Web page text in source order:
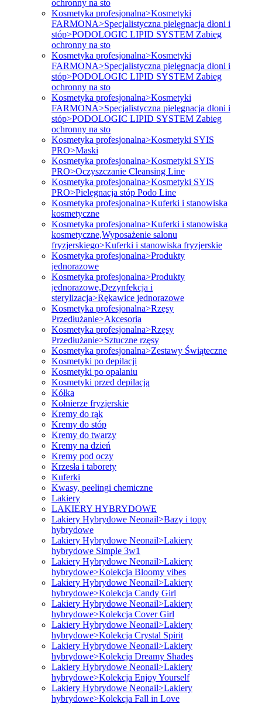
ochronny na sto
Kosmetyka profesjonalna>Kosmetyki
FARMONA>Specjalistyczna pielęgnacja dłoni i
stóp>PODOLOGIC LIPID SYSTEM Zabieg
ochronny na sto
Kosmetyka profesjonalna>Kosmetyki
FARMONA>Specjalistyczna pielęgnacja dłoni i
stóp>PODOLOGIC LIPID SYSTEM Zabieg
ochronny na sto
Kosmetyka profesjonalna>Kosmetyki
FARMONA>Specjalistyczna pielęgnacja dłoni i
stóp>PODOLOGIC LIPID SYSTEM Zabieg
ochronny na sto
Kosmetyka profesjonalna>Kosmetyki SYIS
PRO>Maski
Kosmetyka profesjonalna>Kosmetyki SYIS
PRO>Oczyszczanie Cleansing Line
Kosmetyka profesjonalna>Kosmetyki SYIS
PRO>Pielęgnacja stóp Podo Line
Kosmetyka profesjonalna>Kuferki i stanowiska
kosmetyczne
Kosmetyka profesjonalna>Kuferki i stanowiska
kosmetyczne,Wyposażenie salonu
fryzjerskiego>Kuferki i stanowiska fryzjerskie
Kosmetyka profesjonalna>Produkty
jednorazowe
Kosmetyka profesjonalna>Produkty
jednorazowe,Dezynfekcja i
sterylizacja>Rękawice jednorazowe
Kosmetyka profesjonalna>Rzęsy
Przedłużanie>Akcesoria
Kosmetyka profesjonalna>Rzęsy
Przedłużanie>Sztuczne rzęsy
Kosmetyka profesjonalna>Zestawy Świąteczne
Kosmetyki po depilacji
Kosmetyki po opalaniu
Kosmetyki przed depilacją
Kółka
Kołnierze fryzjerskie
Kremy do rąk
Kremy do stóp
Kremy do twarzy
Kremy na dzień
Kremy pod oczy
Krzesła i taborety
Kuferki
Kwasy, peelingi chemiczne
Lakiery
LAKIERY HYBRYDOWE
Lakiery Hybrydowe Neonail>Bazy i topy
hybrydowe
Lakiery Hybrydowe Neonail>Lakiery
hybrydowe Simple 3w1
Lakiery Hybrydowe Neonail>Lakiery
hybrydowe>Kolekcja Bloomy vibes
Lakiery Hybrydowe Neonail>Lakiery
hybrydowe>Kolekcja Candy Girl
Lakiery Hybrydowe Neonail>Lakiery
hybrydowe>Kolekcja Cover Girl
Lakiery Hybrydowe Neonail>Lakiery
hybrydowe>Kolekcja Crystal Spirit
Lakiery Hybrydowe Neonail>Lakiery
hybrydowe>Kolekcja Dreamy Shades
Lakiery Hybrydowe Neonail>Lakiery
hybrydowe>Kolekcja Enjoy Yourself
Lakiery Hybrydowe Neonail>Lakiery
hybrydowe>Kolekcja Fall in Love